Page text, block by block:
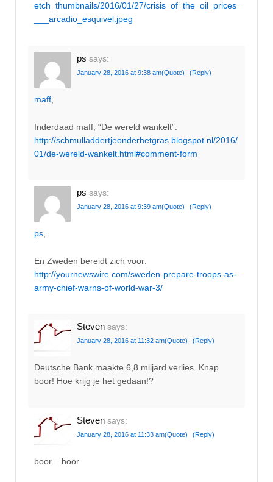
etch_thumbnails/2016/01/27/crisis_of_the_oil_prices
___arcadio_esquivel.jpeg
ps says:
January 28, 2016 at 9:38 am(Quote) (Reply)
maff
Inderdaad maff, “De wereld wankelt”:
http://schmulladdertjeonderhetgras.blogspot.nl/2016/
01/de-wereld-wankelt.html#comment-form
ps says:
January 28, 2016 at 9:39 am(Quote) (Reply)
ps,
En Zweden bereidt zich voor:
http://yournewswire.com/sweden-prepare-troops-as-
army-chief-warns-of-world-war-3/
Steven says:
January 28, 2016 at 11:32 am(Quote) (Reply)
Deutsche Bank maakte 6,8 miljard verlies. Knap
boor! Hoe krijg je het gedaan!?
Steven says:
January 28, 2016 at 11:33 am(Quote) (Reply)
boor = hoor